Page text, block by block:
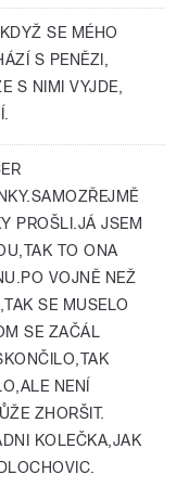
SE MÉHO
S PENĚZI,
S NIMI VYJDE,
PROŠLI.JÁ JSEM
TO ONA
VOJNĚ NEŽ
SE MUSELO
SE ZAČÁL
NENÍ
ZHORŠIT.
KOLEČKA,JAK